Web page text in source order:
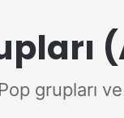
grupları